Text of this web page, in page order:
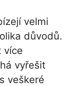
velmi
důvodů.
více
vyřešit
veškeré